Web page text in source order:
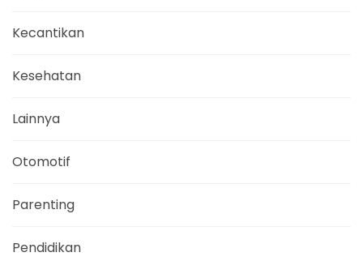
Kecantikan
Kesehatan
Lainnya
Otomotif
Parenting
Pendidikan